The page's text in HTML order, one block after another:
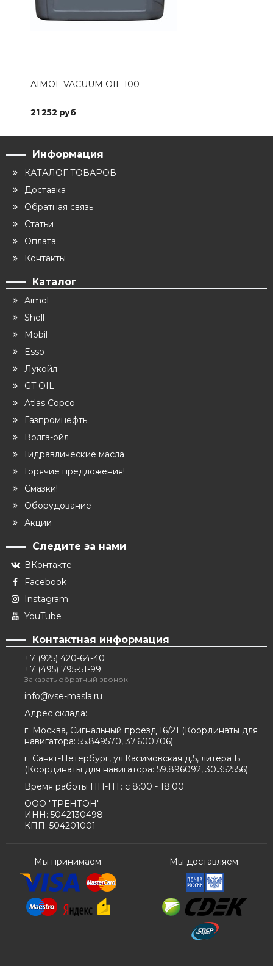
AIMOL VACUUM OIL 100
21 252 руб
Информация
КАТАЛОГ ТОВАРОВ
Доставка
Обратная связь
Статьи
Оплата
Контакты
Каталог
Aimol
Shell
Mobil
Esso
Лукойл
GT OIL
Atlas Copco
Газпромнефть
Волга-ойл
Гидравлические масла
Горячие предложения!
Смазки!
Оборудование
Акции
Следите за нами
ВКонтакте
Facebook
Instagram
YouTube
Контактная информация
+7 (925) 420-64-40
+7 (495) 795-51-99
Заказать обратный звонок
info@vse-masla.ru
Адрес склада:
г. Москва, Сигнальный проезд 16/21 (Координаты для
навигатора: 55.849570, 37.600706)
г. Санкт-Петербург, ул.Касимовская д.5, литера Б
(Координаты для навигатора: 59.896092, 30.352556)
Время работы ПН-ПТ: с 8:00 - 18:00
ООО "ТРЕНТОН"
ИНН: 5042130498
КПП: 504201001
Мы принимаем: Мы доставляем: